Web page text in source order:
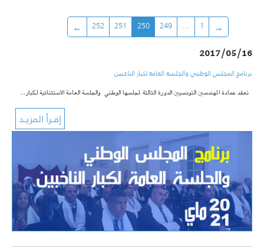
1
…
249
250
251
252
2017/05/16
برنامج المجلس الوطني والجلسة العامة لكبار الناخبين
تعقد عمادة المهندسين التونسيين الدورة الثالثة لمجلسها الوطني والجلسة العامة الاستثنائية لكبار…